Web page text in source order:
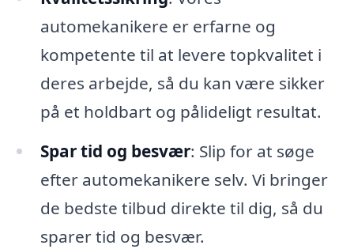
automekanikere er erfarne og
kompetente til at levere topkvalitet i
deres arbejde, så du kan være sikker
på et holdbart og pålideligt resultat.
Spar tid og besvær: Slip for at søge
efter automekanikere selv. Vi bringer
de bedste tilbud direkte til dig, så du
sparer tid og besvær.